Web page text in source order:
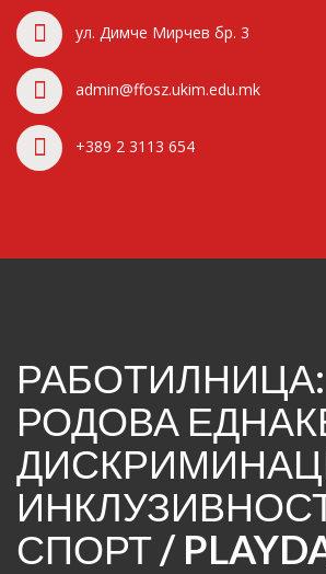
ул. Димче Мирчев бр. 3
admin@ffosz.ukim.edu.mk
+389 2 3113 654
РАБОТИЛНИЦА:
РОДОВА
СПОРТ /